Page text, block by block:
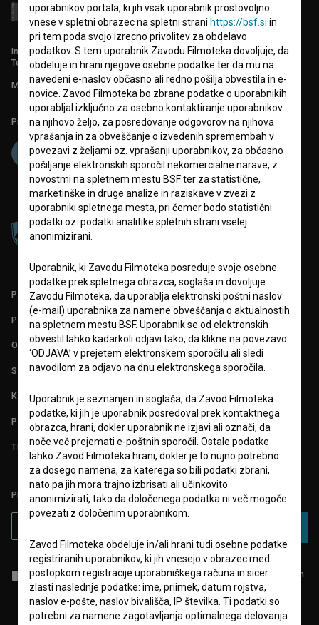
info@filmoteka.si
Tehnična pomoč: podpora@bsf.si
Mednarodna številka ISSN 2670-787X
Projekt sofinancira:
PARTNERJI
POGOJI UPORABE
O PROJEKTU
STATISTIKA
KONTAKT
POGOSTA VPRAŠANJA
TEST FUNKCIONALNOSTI
PRIJAVITE SE NA BSF NOVIČNIK:
Sprejemamsplošne pogojein dajemsoglasjeza zbiranje, hrambo in
obdelavo osebnih podatkov.
uporabnikov portala, ki jih vsak uporabnik prostovoljno
vnese v spletni obrazec na spletni strani https://bsf.si in
pri tem poda svojo izrecno privolitev za obdelavo
podatkov. S tem uporabnik Zavodu Filmoteka dovoljuje, da
obdeluje in hrani njegove osebne podatke ter da mu na
navedeni e-naslov občasno ali redno pošilja obvestila in e-
novice. Zavod Filmoteka bo zbrane podatke o uporabnikih
uporabljal izključno za osebno kontaktiranje uporabnikov
na njihovo željo, za posredovanje odgovorov na njihova
vprašanja in za obveščanje o izvedenih spremembah v
povezavi z željami oz. vprašanji uporabnikov, za občasno
pošiljanje elektronskih sporočil nekomercialne narave, z
novostmi na spletnem mestu BSF ter za statistične,
marketinške in druge analize in raziskave v zvezi z
uporabniki spletnega mesta, pri čemer bodo statistični
podatki oz. podatki analitike spletnih strani vselej
anonimizirani.
Uporabnik, ki Zavodu Filmoteka posreduje svoje osebne
podatke prek spletnega obrazca, soglaša in dovoljuje
Zavodu Filmoteka, da uporablja elektronski poštni naslov
(e-mail) uporabnika za namene obveščanja o aktualnostih
na spletnem mestu BSF. Uporabnik se od elektronskih
obvestil lahko kadarkoli odjavi tako, da klikne na povezavo
‘ODJAVA’ v prejetem elektronskem sporočilu ali sledi
navodilom za odjavo na dnu elektronskega sporočila.
Uporabnik je seznanjen in soglaša, da Zavod Filmoteka
podatke, ki jih je uporabnik posredoval prek kontaktnega
obrazca, hrani, dokler uporabnik ne izjavi ali označi, da
noče več prejemati e-poštnih sporočil. Ostale podatke
lahko Zavod Filmoteka hrani, dokler je to nujno potrebno
za dosego namena, za katerega so bili podatki zbrani,
nato pa jih mora trajno izbrisati ali učinkovito
anonimizirati, tako da določenega podatka ni več mogoče
povezati z določenim uporabnikom.
Zavod Filmoteka obdeluje in/ali hrani tudi osebne podatke
registriranih uporabnikov, ki jih vnesejo v obrazec med
postopkom registracije uporabniškega računa in sicer
zlasti naslednje podatke: ime, priimek, datum rojstva,
naslov e-pošte, naslov bivališča, IP številka. Ti podatki so
potrebni za namene zagotavljanja optimalnega delovanja